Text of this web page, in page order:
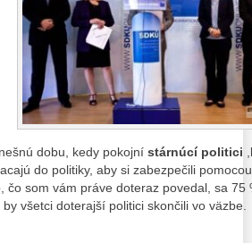
dobu, kedy pokojní stárnúcí politici
do politiky, aby si zabezpečili
čo som vám práve doteraz povedal, sa 75
všetci doterajší politici skončili vo väzbe.